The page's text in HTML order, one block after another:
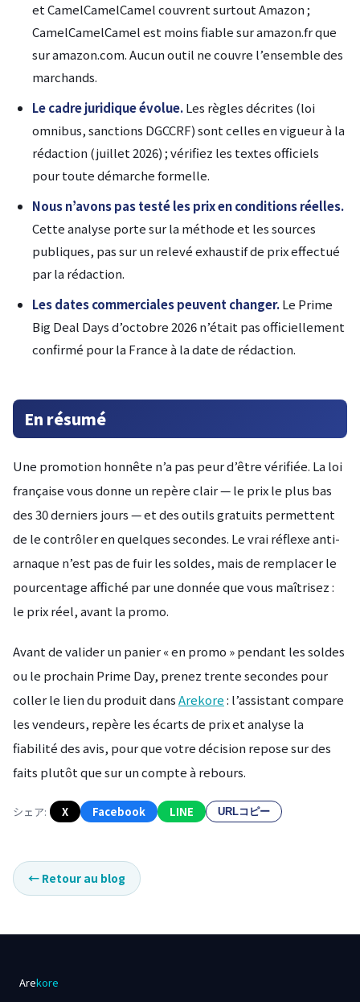
et CamelCamelCamel couvrent surtout Amazon ;
CamelCamelCamel est moins fiable sur amazon.fr que
sur amazon.com. Aucun outil ne couvre l’ensemble des
marchands.
Le cadre juridique évolue.Les règles décrites (loi
omnibus, sanctions DGCCRF) sont celles en vigueur à la
rédaction (juillet 2026) ; vérifiez les textes officiels
pour toute démarche formelle.
Nous n’avons pas testé les prix en conditions réelles.
Cette analyse porte sur la méthode et les sources
publiques, pas sur un relevé exhaustif de prix effectué
par la rédaction.
Les dates commerciales peuvent changer.Le Prime
Big Deal Days d’octobre 2026 n’était pas officiellement
confirmé pour la France à la date de rédaction.
En résumé
Une promotion honnête n’a pas peur d’être vérifiée. La loi
française vous donne un repère clair — le prix le plus bas
des 30 derniers jours — et des outils gratuits permettent
de le contrôler en quelques secondes. Le vrai réflexe anti-
arnaque n’est pas de fuir les soldes, mais de remplacer le
pourcentage affiché par une donnée que vous maîtrisez :
le prix réel, avant la promo.
Avant de valider un panier « en promo » pendant les soldes
ou le prochain Prime Day, prenez trente secondes pour
coller le lien du produit dansArekore: l’assistant compare
les vendeurs, repère les écarts de prix et analyse la
fiabilité des avis, pour que votre décision repose sur des
faits plutôt que sur un compte à rebours.
シェア: X Facebook LINE URLコピー
← Retour au blog
Arekore